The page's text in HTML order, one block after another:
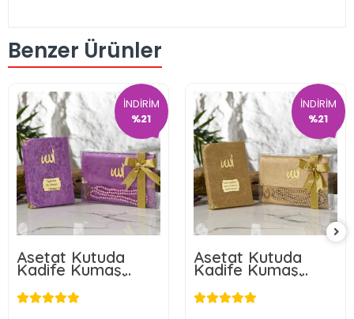
Benzer Ürünler
İNDİRİM
%21
Asetat Kutuda
Kadife Kumaş
Kaplı Çanta + İnci
Lila Renkli Kadife
Yasin Kitabı Ve
110,00 TL
İNDİRİM
%21
Asetat Kutuda
Kadife Kumaş
Kaplı Çanta + İnci
Gold Renkli Kadife
Yasin Kitabı Ve
110,00 TL